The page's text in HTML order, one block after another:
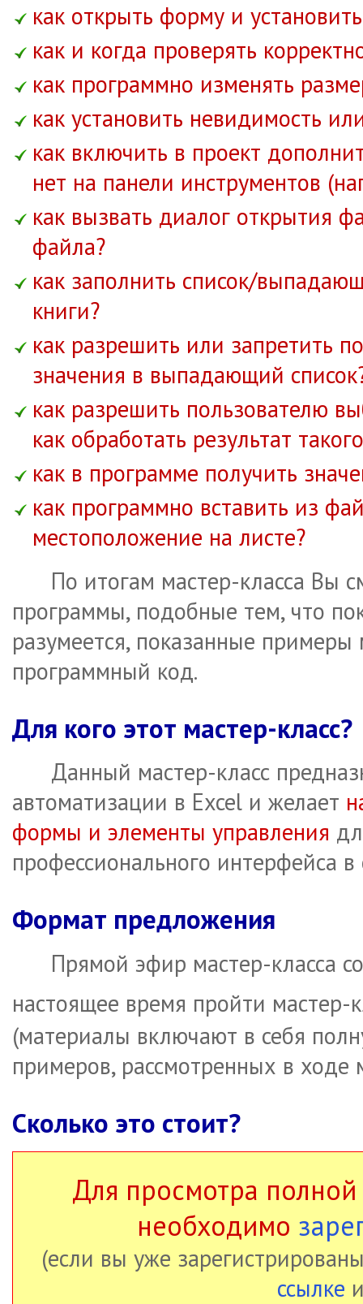
как открыть форму и
как и когда проверять
как программно изменять
как установить невидимость
как включить в проект
нет на панели инструментов
как вызвать диалог открытия
файла?
как заполнить список/
книги?
как разрешить или запретить
значения в выпадающий
как разрешить пользователю
как обработать результат
как в программе получить
как программно вставить из
местоположение на листе?
По итогам мастер-класса Вы
программы, подобные тем, что
разумеется, показанные
программный код.
Для кого этот мастер-класс?
Данный мастер-класс
автоматизации в Excel и желает
формы и элементы управления
профессионального интерфейса в
Формат предложения
Прямой эфир мастер-класса
настоящее время пройти
(материалы включают в себя
примеров, рассмотренных в ходе
Сколько это стоит?
Для просмотра
необходимо
(если вы уже
ссылке